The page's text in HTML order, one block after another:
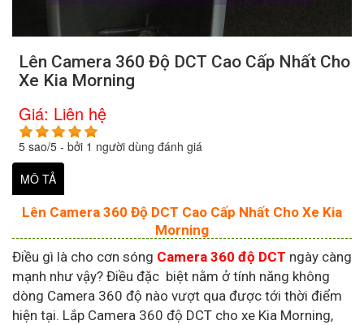
Lên Camera 360 Độ DCT Cao Cấp Nhất Cho
Xe Kia Morning
Giá: Liên hệ
5 sao/5 - bởi 1 người dùng đánh giá
MÔ TẢ
Lên Camera 360 Độ DCT Cao Cấp Nhất Cho Xe Kia
Morning
Điều gì là cho cơn sóng Camera 360 độ DCT ngày càng
mạnh như vậy? Điều đặc biệt nằm ở tính năng không
dòng Camera 360 độ nào vượt qua được tới thời điểm
hiện tại. Lắp Camera 360 độ DCT cho xe Kia Morning,